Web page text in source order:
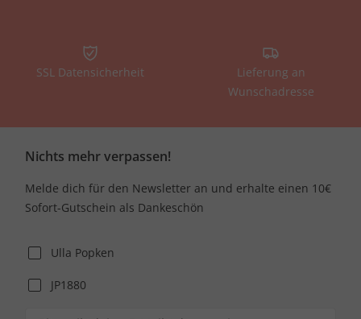
SSL Datensicherheit
Lieferung an
Wunschadresse
Nichts mehr verpassen!
Melde dich für den Newsletter an und erhalte einen 10€
Sofort-Gutschein als Dankeschön
Ulla Popken
JP1880